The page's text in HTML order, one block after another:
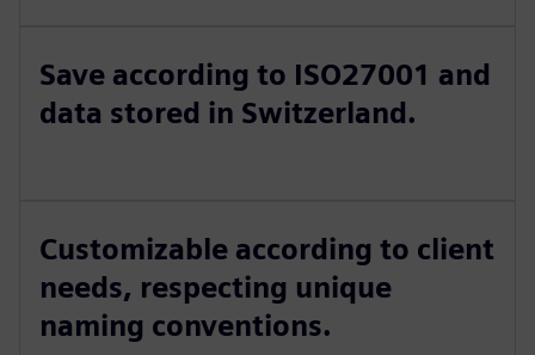
Save according to ISO27001 and
data stored in Switzerland.
Customizable according to client
needs, respecting unique
naming conventions.